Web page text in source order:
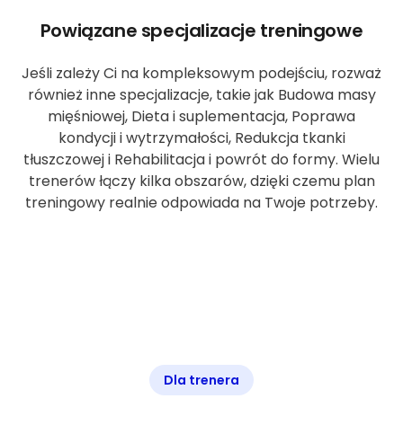
Powiązane specjalizacje treningowe
Jeśli zależy Ci na kompleksowym podejściu, rozważ
również inne specjalizacje, takie jak Budowa masy
mięśniowej, Dieta i suplementacja, Poprawa
kondycji i wytrzymałości, Redukcja tkanki
tłuszczowej i Rehabilitacja i powrót do formy. Wielu
trenerów łączy kilka obszarów, dzięki czemu plan
treningowy realnie odpowiada na Twoje potrzeby.
Dla trenera